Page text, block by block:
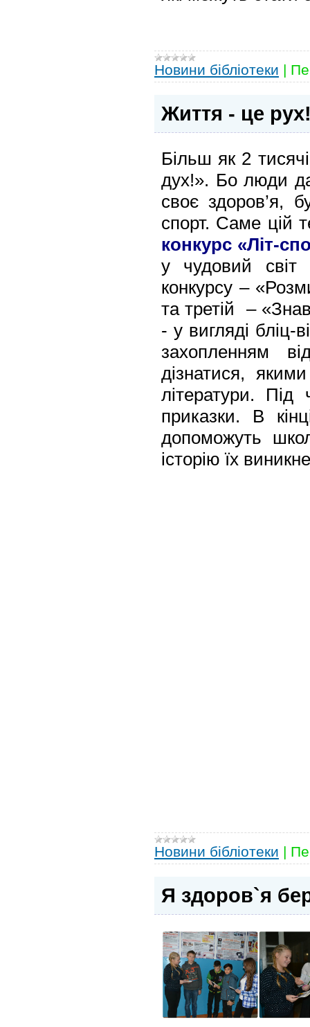
Новини бібліотеки |
Життя - це
Більш як 2
дух!». Бо люди
своє здоров’я,
спорт. Саме цій
конкурс «Літ-
у чудовий світ
конкурсу –
та третій –
- у вигляді бліц-
захопленням
дізнатися,
літератури. Під
приказки. В
допоможуть
історію їх
Новини бібліотеки |
Я здоров`я